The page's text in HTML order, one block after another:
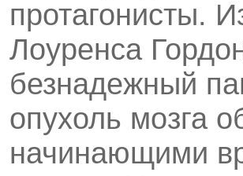
протагонисты.
Лоуренса
безнадежный
опухоль мозга
начинающими